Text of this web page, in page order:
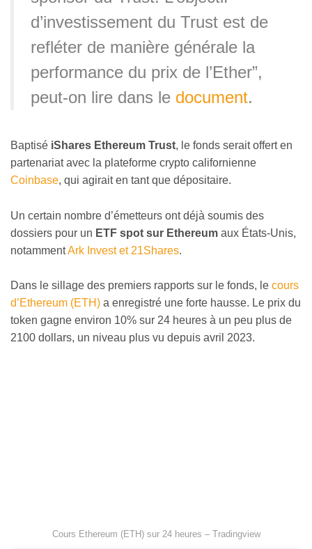
d’investissement du Trust est de
refléter de manière générale la
performance du prix de l’Ether”,
peut-on lire dans le document.
Baptisé iShares Ethereum Trust, le fonds serait offert en
partenariat avec la plateforme crypto californienne
Coinbase, qui agirait en tant que dépositaire.
Un certain nombre d’émetteurs ont déjà soumis des
dossiers pour un ETF spot sur Ethereum aux États-Unis,
notammentArk Invest et 21Shares.
Dans le sillage des premiers rapports sur le fonds, le cours
d’Ethereum (ETH) a enregistré une forte hausse. Le prix du
token gagne environ 10% sur 24 heures à un peu plus de
2100 dollars, un niveau plus vu depuis avril 2023.
Cours Ethereum (ETH) sur 24 heures – Tradingview